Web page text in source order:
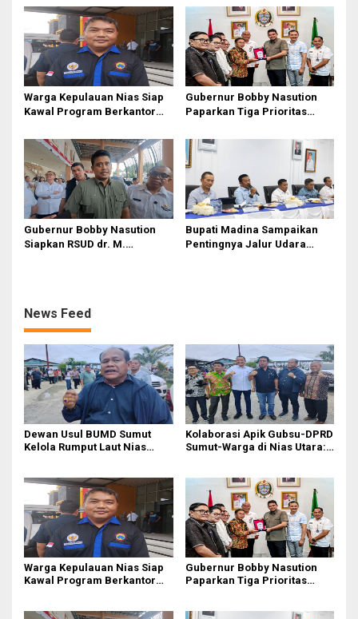
Akhirnya Diperbaiki
Warga Kepulauan Nias Siap
Kawal Program Berkantor
Gubernur Bobby Nasution
Paparkan Tiga Prioritas
Nias
Gubernur Bobby Nasution
Siapkan RSUD dr. M.
Bupati Madina Sampaikan
Pentingnya Jalur Udara
News Feed
Dewan Usul BUMD Sumut
Kelola Rumput Laut Nias
Kolaborasi Apik Gubsu-DPRD
Sumut-Warga di Nias Utara:
Warga Kepulauan Nias Siap
Kawal Program Berkantor
Gubernur Bobby Nasution
Paparkan Tiga Prioritas